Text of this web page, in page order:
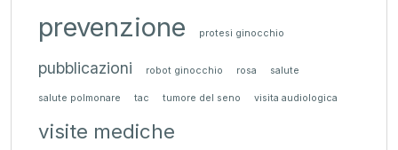
prevenzione protesi ginocchio
pubblicazioni robot ginocchio rosa salute
salute polmonare tac tumore del seno visita audiologica
visite mediche